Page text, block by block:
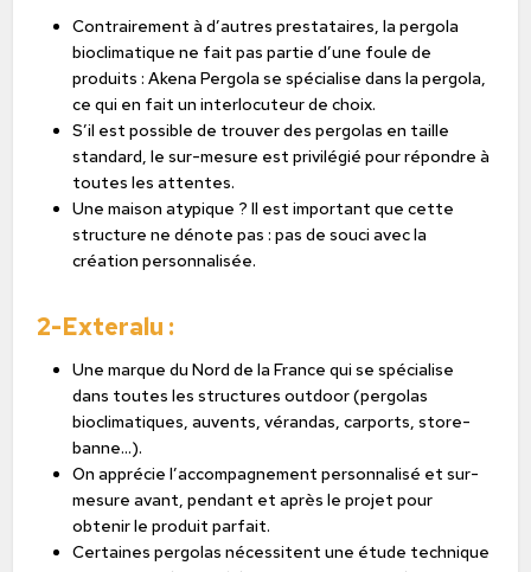
Contrairement à d’autres prestataires, la pergola
bioclimatique ne fait pas partie d’une foule de
produits : Akena Pergola se spécialise dans la pergola,
ce qui en fait un interlocuteur de choix.
S’il est possible de trouver des pergolas en taille
standard, le sur-mesure est privilégié pour répondre à
toutes les attentes.
Une maison atypique ? Il est important que cette
structure ne dénote pas : pas de souci avec la
création personnalisée.
2-Exteralu :
Une marque du Nord de la France qui se spécialise
dans toutes les structures outdoor (pergolas
bioclimatiques, auvents, vérandas, carports, store-
banne…).
On apprécie l’accompagnement personnalisé et sur-
mesure avant, pendant et après le projet pour
obtenir le produit parfait.
Certaines pergolas nécessitent une étude technique